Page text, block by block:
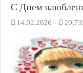
С Днем
14.02.2026